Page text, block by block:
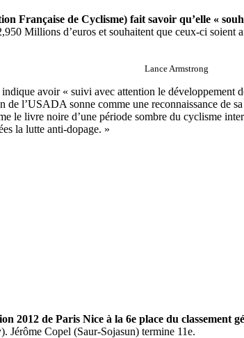
Française de Cyclisme) fait savoir qu’elle «
Millions d’euros et souhaitent que ceux-ci
Lance Armstrong
avoir « suivi avec attention le
de l’USADA sonne comme une reconnaissance de
le livre noire d’une période sombre du cyclisme
la lutte anti-dopage. »
2012 de Paris Nice à la 6e place du classement
Jérôme Copel (Saur-Sojasun) termine 11e.